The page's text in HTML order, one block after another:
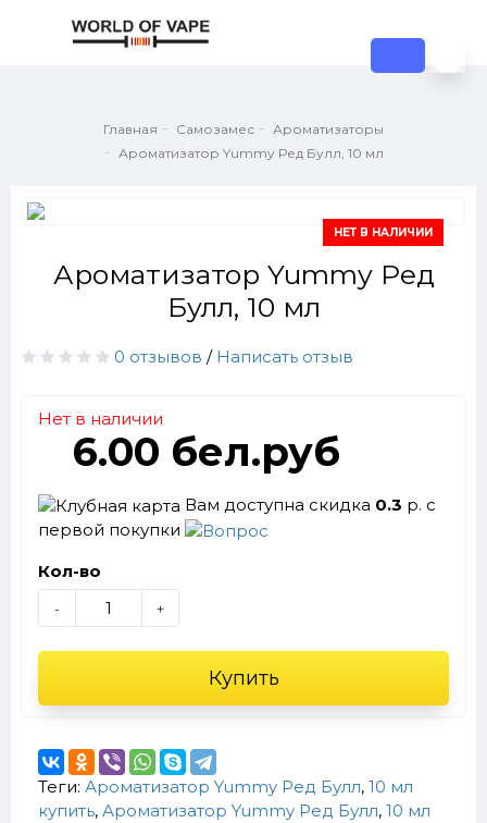
Главная Самозамес
Ароматизаторы
Ароматизатор Yummy Ред Булл, 10 мл
НЕТ В НАЛИЧИИ
Ароматизатор Yummy Ред
Булл, 10 мл
0 отзывов / Написать отзыв
Нет в наличии
6.00 бел.руб
Вам доступна скидка 0.3 р. с
первой покупки
Кол-во
- +
Купить
Теги: Ароматизатор Yummy Ред Булл, 10 мл
купить, Ароматизатор Yummy Ред Булл, 10 мл